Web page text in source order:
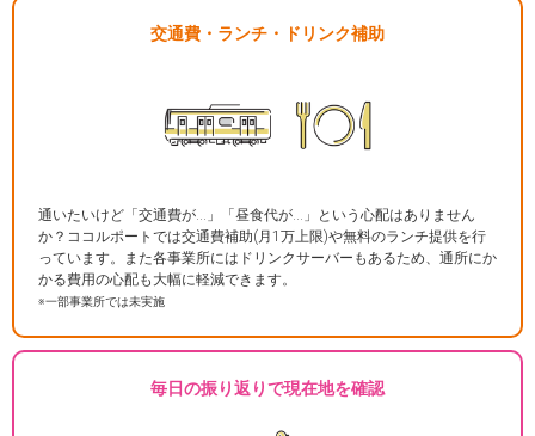
交通費・ランチ・ドリンク補助
通いたいけど「交通費が…」「昼食代が…」という心配はありません
か？ココルポートでは交通費補助(月1万上限)や無料のランチ提供を行
っています。また各事業所にはドリンクサーバーもあるため、通所にか
かる費用の心配も大幅に軽減できます。
※一部事業所では未実施
毎日の振り返りで現在地を確認